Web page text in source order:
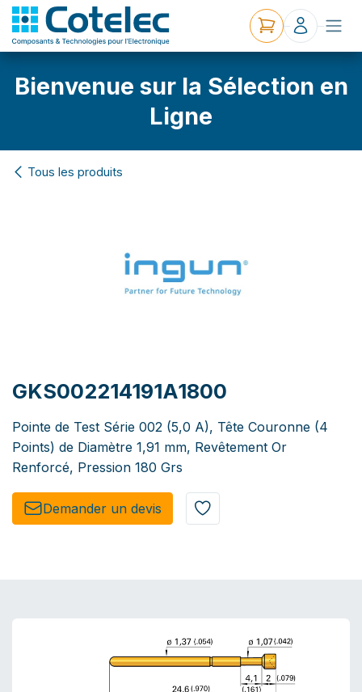
Bienvenue sur la Sélection en
Ligne
Tous les produits
GKS002214191A1800
Pointe de Test Série 002 (5,0 A), Tête Couronne (4
Points) de Diamètre 1,91 mm, Revêtement Or
Renforcé, Pression 180 Grs
Demander un de​​vis​​